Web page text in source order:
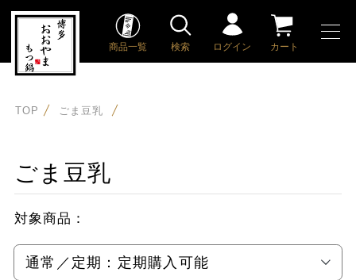
商品一覧 検索 ログイン カート
TOP ごま豆乳
ごま豆乳
対象商品：
通常／定期： 定期購入可能